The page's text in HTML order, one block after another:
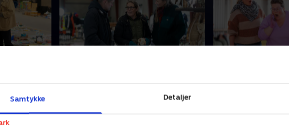
Samtykke Detaljer
i et hus
Men
fyldt op.
for at få
samlerfamilie, og rodet står i vejen
7. Når
Frederiksværk,